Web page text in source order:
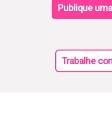
Publique
Trabalhe